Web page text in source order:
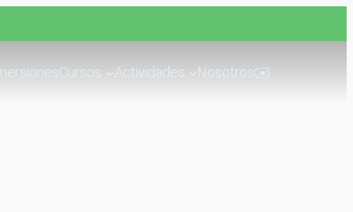
Cursos Actividades Nosotros✉️